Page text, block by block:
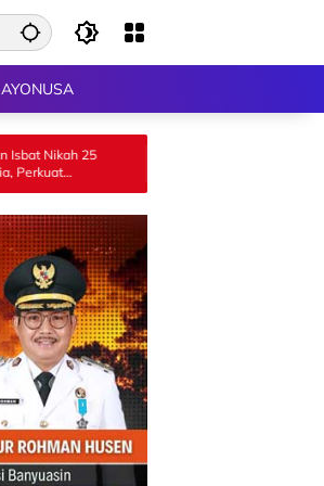
AYONUSA
Luncurkan GEMPITA BERSAMA,
Pangan kepada 15 KWT